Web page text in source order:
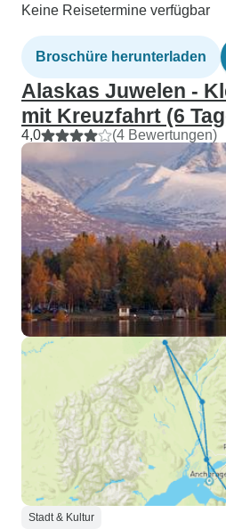
Keine Reisetermine verfügbar
Broschüre herunterladen
Alaskas Juwelen -
mit Kreuzfahrt (6
4,0 (4 Bewertungen)
Stadt & Kultur